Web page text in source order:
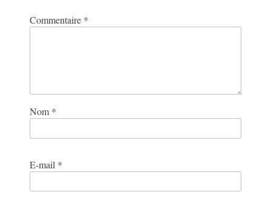
Commentaire *
Nom *
E-mail *